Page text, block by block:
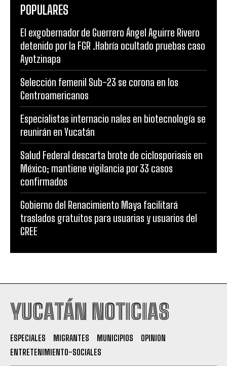
POPULARES
El exgobernador de Guerrero Ángel Aguirre Rivero
detenido por la FGR .Habría ocultado pruebas caso
Ayotzinapa
Selección femenil Sub-23 se corona en los
Centroamericanos
Especialistas internacio nales en biotecnología se
reunirán en Yucatán
Salud Federal descarta brote de ciclosporiasis en
México; mantiene vigilancia por 33 casos
confirmados
Gobierno del Renacimiento Maya facilitará
traslados gratuitos para usuarias y usuarios del
CREE
YUCATÁN NOTICIAS
ESPECIALES MIGRANTES MUNICIPIOS
OPINION
ENTRETENIMIENTO-SOCIALES